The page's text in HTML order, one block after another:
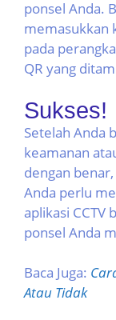
ponsel Anda.
memasukkan
pada
QR yang
Sukses!
Setelah Anda
keamanan
dengan
Anda perlu
aplikasi CCTV
ponsel Anda
Baca Juga:
Atau Tidak